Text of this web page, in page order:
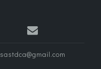
sastdca@gmail.com